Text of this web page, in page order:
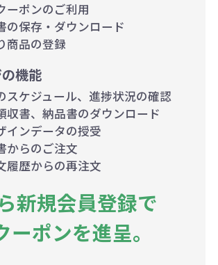
ーポンのご利用
の保存・ダウンロード
商品の登録
機能
スケジュール、進捗状況の確認
収書、納品書のダウンロード
インデータの授受
からのご注文
履歴からの再注文
新規会員登録で
ポンを進呈。